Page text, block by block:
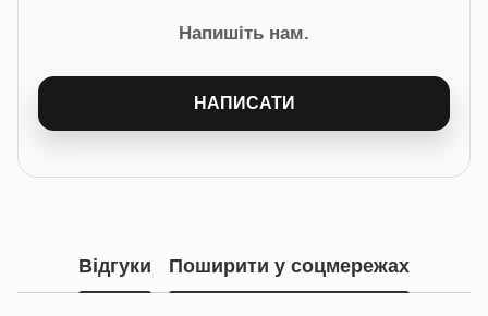
Напишіть нам.
НАПИСАТИ
Відгуки Поширити у соцмережах